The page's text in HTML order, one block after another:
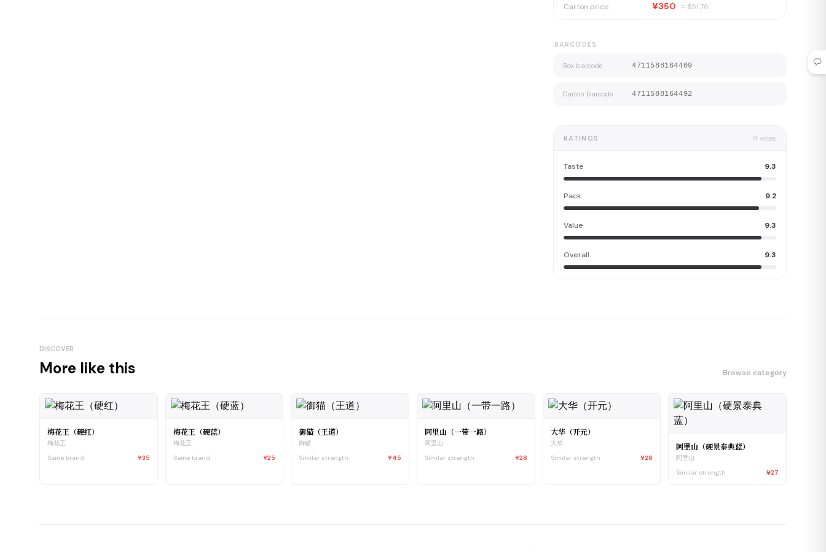
Carton price ¥350 ≈ $51.76
BARCODES
Box barcode 4711588164409
Carton barcode 4711588164492
RATINGS 14 votes
Taste 9.3
Pack 9.2
Value 9.3
Overall 9.3
DISCOVER
More like this Browse category
梅花王（硬红）
梅花王
Same brand
¥35
梅花王（硬蓝）
梅花王
Same brand
¥25
御猫（王道）
御猫
Similar strength
¥45
阿里山（一带一路）
阿里山
Similar strength
¥28
大华（开元）
大华
Similar strength
¥28
阿里山（硬景泰典蓝）
阿里山
Similar strength
¥27